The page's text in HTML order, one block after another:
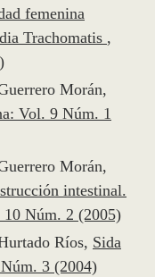
femenina
Trachomatis ,
Morán,
Vol. 9 Núm. 1
Morán,
intestinal.
Núm. 2 (2005)
Ríos, Sida
3 (2004)